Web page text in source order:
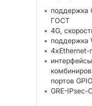
поддержка
ГОСТ
4G,
поддержка
4xEthernet-
портов
GRE-IPsec-